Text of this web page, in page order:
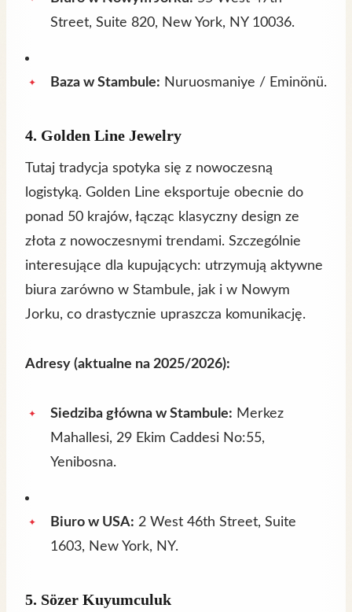
Street, Suite 820, New York, NY 10036.
Baza w Stambule: Nuruosmaniye / Eminönü.
4. Golden Line Jewelry
Tutaj tradycja spotyka się z nowoczesną
logistyką. Golden Line eksportuje obecnie do
ponad 50 krajów, łącząc klasyczny design ze
złota z nowoczesnymi trendami. Szczególnie
interesujące dla kupujących: utrzymują aktywne
biura zarówno w Stambule, jak i w Nowym
Jorku, co drastycznie upraszcza komunikację.
Adresy (aktualne na 2025/2026):
Siedziba główna w Stambule: Merkez
Mahallesi, 29 Ekim Caddesi No:55,
Yenibosna.
Biuro w USA: 2 West 46th Street, Suite
1603, New York, NY.
5. Sözer Kuyumculuk